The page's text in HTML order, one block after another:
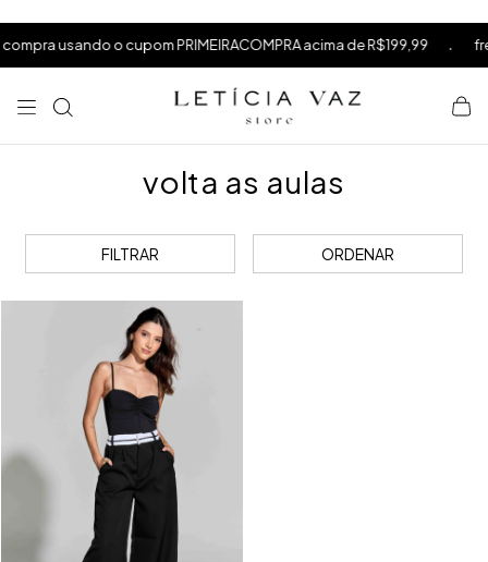
usando o cupom PRIMEIRACOMPRA acima de R$199,99
volta as aulas
FILTRAR ORDENAR